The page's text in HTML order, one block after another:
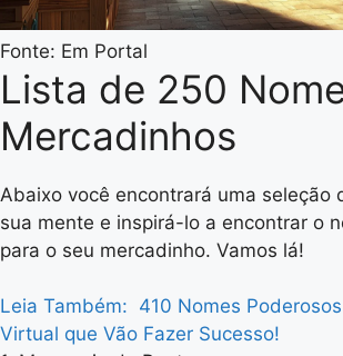
Fonte: Em Portal
Lista de 250
Mercadinhos
Abaixo você encontrará uma seleção
sua mente e inspirá-lo a encontrar o
para o seu mercadinho. Vamos lá!
Leia Também: 410 Nomes
Virtual que Vão Fazer Sucesso!